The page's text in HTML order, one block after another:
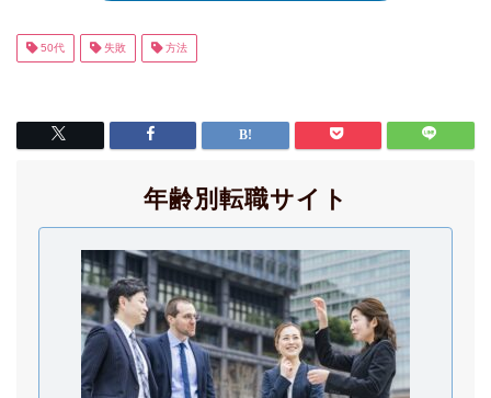
50代 失敗 方法
年齢別転職サイト